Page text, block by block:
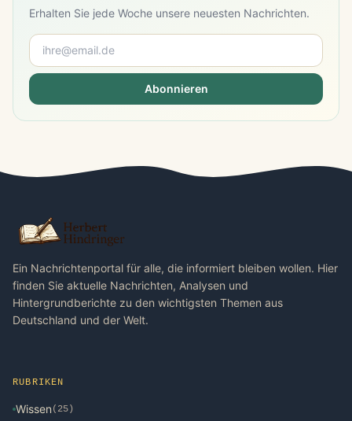
Erhalten Sie jede Woche unsere neuesten Nachrichten.
Abonnieren
Ein Nachrichtenportal für alle, die informiert bleiben wollen. Hier
finden Sie aktuelle Nachrichten, Analysen und
Hintergrundberichte zu den wichtigsten Themen aus
Deutschland und der Welt.
RUBRIKEN
Wissen (25)